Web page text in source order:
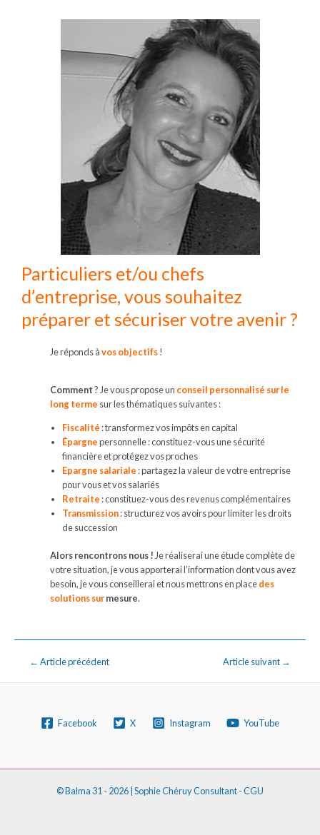
Particuliers et/ou chefs
d’entreprise, vous souhaitez
préparer et sécuriser votre avenir ?
Je réponds àvos objectifs!
Comment? Je vous propose un conseil personnalisé sur le
long terme sur les thématiques suivantes :
Fiscalité : transformez vos impôts en capital
Épargne personnelle : constituez-vous une sécurité
financière et protégez vos proches
Epargne salariale : partagez la valeur de votre entreprise
pour vous et vos salariés
Retraite : constituez-vous des revenus complémentaires
Transmission: structurez vos avoirs pour limiter les droits
de succession
Alors rencontrons nous ! Je réaliserai une étude complète de
votre situation, je vous apporterai l’information dont vous avez
besoin, je vous conseillerai et nous mettrons en placedes
solutions surmesure.
← Article précédent Article suivant →
Facebook X Instagram YouTube
© Balma 31 - 2026 | Sophie Chéruy Consultant-CGU